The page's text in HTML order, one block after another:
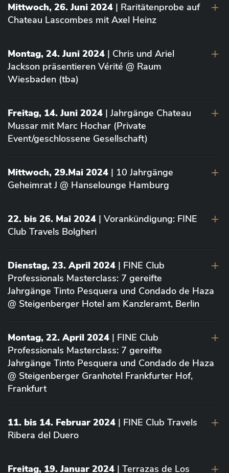
Mittwoch, 26. Juni 2024 | Raritätenprobe auf
Chateau Lascombes mit Axel Heinz
Montag, 24. Juni 2024 | Chris und Ariel
Jackson präsentieren Vérité @ Raum
Wiesbaden (tba)
Freitag, 14. Juni 2024 | Jahrgänge Chateau
Mussar mit Marc Hochar (Private
Event/geschlossene Gesellschaft)
Mittwoch, 29.Mai 2024 | 10 Jahrgänge
Geheimrat J @ Hanselounge Hamburg
22. bis 26. Mai 2024 | Vorankündigung: FINE
Club Travels Bolgheri
Dienstag, 23. April 2024 | FINE Club
Professionals Masterclass: 7 gereifte
Jahrgänge Tinto Pesquera und Condado de Haza
@ Steigenberger Hotel am Kanzleramt, Berlin
Montag, 22. April 2024 | FINE Club
Professionals Masterclass: 7 gereifte
Jahrgänge Tinto Pesquera und Condado de Haza
@ Steigenberger Granhotel Frankfurter Hof,
Frankfurt
11. bis 14. Februar 2024 | FINE Club Travels
Ribera del Duero
Freitag, 19. Januar 2024 | Terrazas de Los